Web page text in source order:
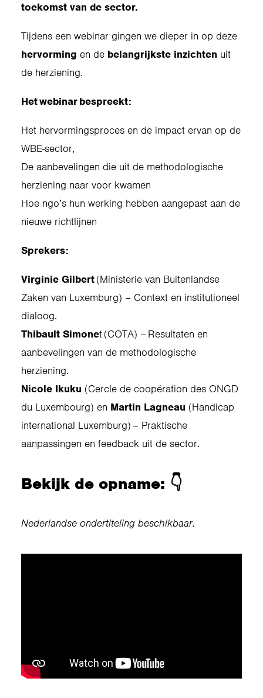
toekomst van de sector.
Tijdens een webinar gingen we dieper in op deze
hervorming en de belangrijkste inzichten uit
de herziening.
Het webinar bespreekt:
Het hervormingsproces en de impact ervan op de
WBE-sector,
De aanbevelingen die uit de methodologische
herziening naar voor kwamen
Hoe ngo’s hun werking hebben aangepast aan de
nieuwe richtlijnen
Sprekers:
Virginie Gilbert(Ministerie van Buitenlandse
Zaken van Luxemburg) – Context en institutioneel
dialoog.
Thibault Simonet (COTA) – Resultaten en
aanbevelingen van de methodologische
herziening.
Nicole Ikuku (Cercle de coopération des ONGD
du Luxembourg) en Martin Lagneau (Handicap
international Luxemburg) – Praktische
aanpassingen en feedback uit de sector.
Bekijk de opname: 👇
Nederlandse ondertiteling beschikbaar.